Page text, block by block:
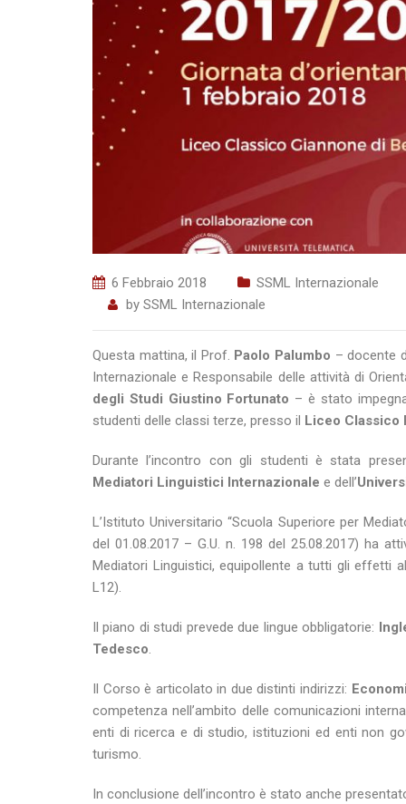
6 Febbraio 2018 SSML Internazionale
by SSML Internazionale
Questa mattina, il Prof. Paolo Palumbo – docente
Internazionale e Responsabile delle attività di
degli Studi Giustino Fortunato – è stato
studenti delle classi terze, presso il Liceo Classico
Durante l’incontro con gli studenti è stata
Mediatori Linguistici Internazionale e dell’
L’Istituto Universitario “Scuola Superiore per
del 01.08.2017 – G.U. n. 198 del 25.08.2017) ha
Mediatori Linguistici, equipollente a tutti gli effetti
L12).
Il piano di studi prevede due lingue obbligatorie:
Tedesco.
Il Corso è articolato in due distinti indirizzi:
competenza nell’ambito delle comunicazioni
enti di ricerca e di studio, istituzioni ed enti non
turismo.
In conclusione dell’incontro è stato anche